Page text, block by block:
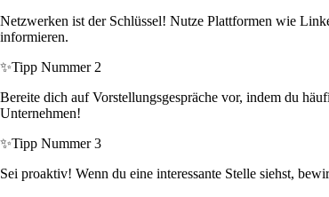
Netzwerken ist der Schlüssel! Nutze Plattformen wie
informieren.
✨Tipp Nummer 2
Bereite dich auf Vorstellungsgespräche vor, indem du
Unternehmen!
✨Tipp Nummer 3
Sei proaktiv! Wenn du eine interessante Stelle siehst,